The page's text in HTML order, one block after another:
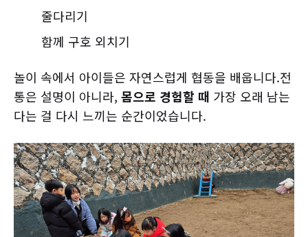
줄다리기
함께 구호 외치기
놀이 속에서 아이들은 자연스럽게 협동을 배웁니다.전
통은 설명이 아니라, 몸으로 경험할 때 가장 오래 남는
다는 걸 다시 느끼는 순간이었습니다.